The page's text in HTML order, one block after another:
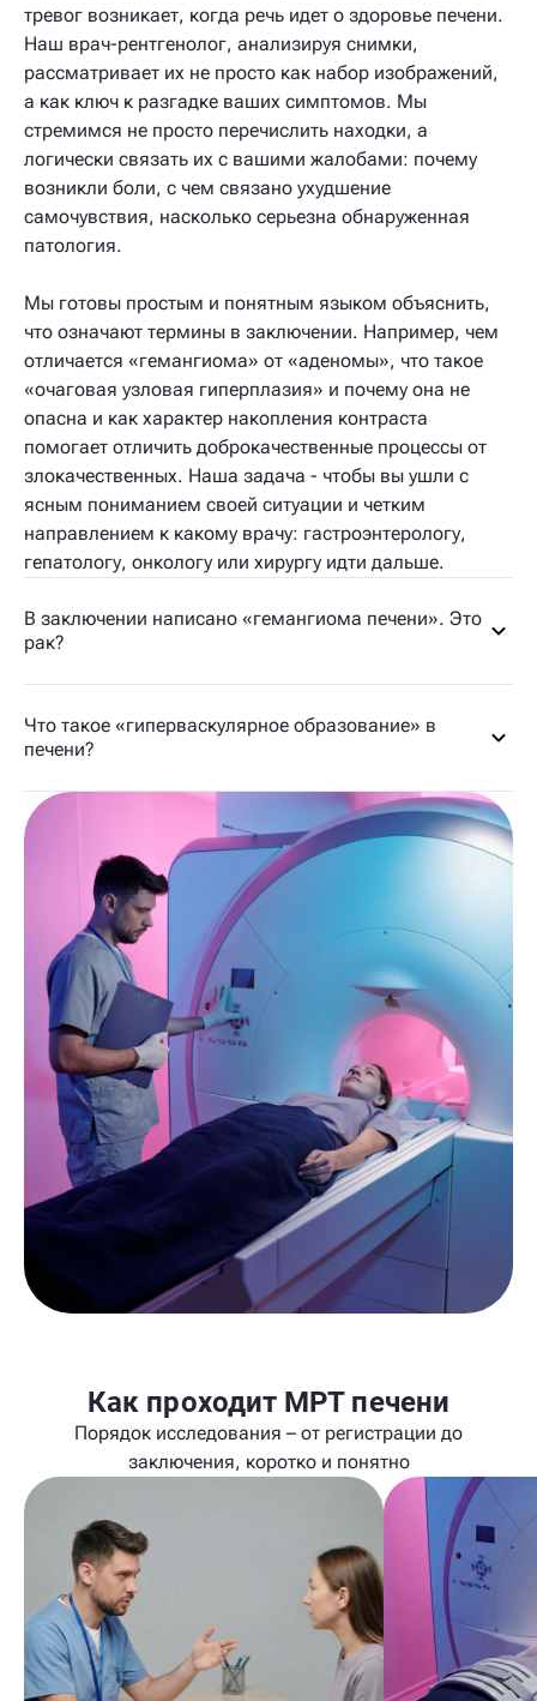
тревог возникает, когда речь идет о здоровье печени.
Наш врач-рентгенолог, анализируя снимки,
рассматривает их не просто как набор изображений,
а как ключ к разгадке ваших симптомов. Мы
стремимся не просто перечислить находки, а
логически связать их с вашими жалобами: почему
возникли боли, с чем связано ухудшение
самочувствия, насколько серьезна обнаруженная
патология.
Мы готовы простым и понятным языком объяснить,
что означают термины в заключении. Например, чем
отличается «гемангиома» от «аденомы», что такое
«очаговая узловая гиперплазия» и почему она не
опасна и как характер накопления контраста
помогает отличить доброкачественные процессы от
злокачественных. Наша задача - чтобы вы ушли с
ясным пониманием своей ситуации и четким
направлением к какому врачу: гастроэнтерологу,
гепатологу, онкологу или хирургу идти дальше.
В заключении написано «гемангиома печени». Это
рак?
Что такое «гиперваскулярное образование» в
печени?
Как проходит МРТ печени
Порядок исследования – от регистрации до
заключения, коротко и понятно